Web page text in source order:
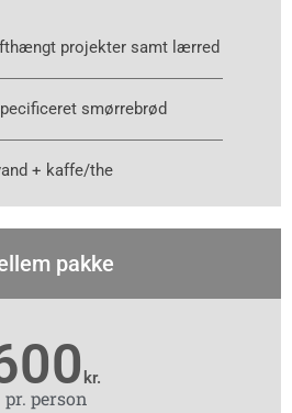
projekter samt lærred
smørrebrød
+ kaffe/the
pakke
kr.
pr. person